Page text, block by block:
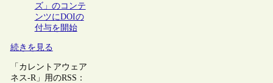
ズ」のコンテ
ンツにDOIの
付与を開始
続きを見る
「カレントアウェア
ネス-R」用のRSS：